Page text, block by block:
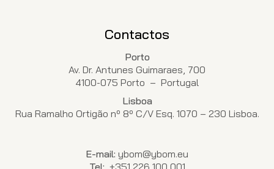
Contactos
Porto
Av. Dr. Antunes Guimaraes, 700
4100-075 Porto – Portugal
Lisboa
Rua Ramalho Ortigão nº 8º C/V Esq. 1070 – 230 Lisboa.
E-mail: ybom@ybom.eu
Tel: +351 226 100 001